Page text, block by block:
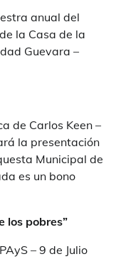
anual del
la Casa de la
Guevara –
de Carlos Keen –
la presentación
Municipal de
es un bono
los pobres”
– 9 de Julio